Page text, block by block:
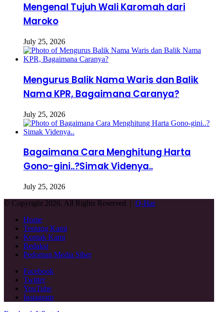
Mengenal Tujuh Wali Karomah dari
Maroko
July 25, 2026
Mengurus Balik Nama Waris dan Balik
Nama KPR, Bagaimana Caranya?
July 25, 2026
Bagaimana Cara Menghitung Harta
Gono-gini..?Simak Videnya..
July 25, 2026
© Copyright 2026, All Rights Reserved | Q-Har
Home
Tentang Kami
Kontak Kami
Redaksi
Pedoman Media Siber
Facebook
Twitter
YouTube
Instagram